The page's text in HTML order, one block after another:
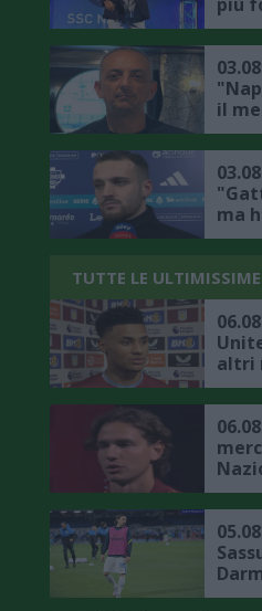
il
ma
TUTTE LE ULTIMISSIME
altri